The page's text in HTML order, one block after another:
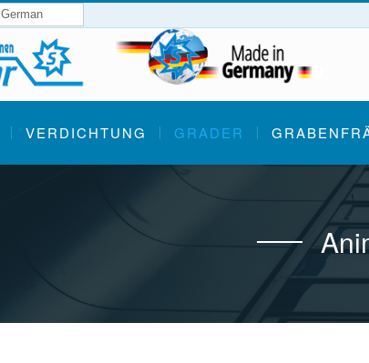
German
VERDICHTUNG GRADER